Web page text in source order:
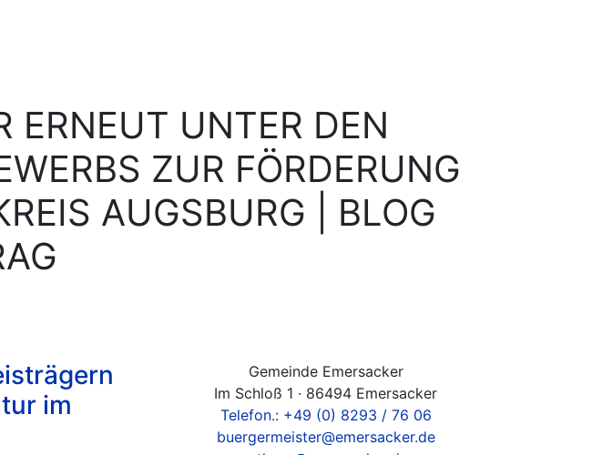
ERNEUT UNTER DEN
ZUR FÖRDERUNG
AUGSBURG | BLOG
im
Gemeinde Emersacker
Im Schloß 1 · 86494 Emersacker
Telefon.: +49 (0) 8293 / 76 06
buergermeister@emersacker.de